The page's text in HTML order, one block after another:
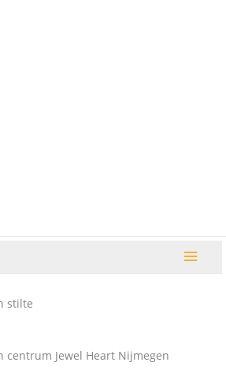
stilte
centrum Jewel Heart Nijmegen